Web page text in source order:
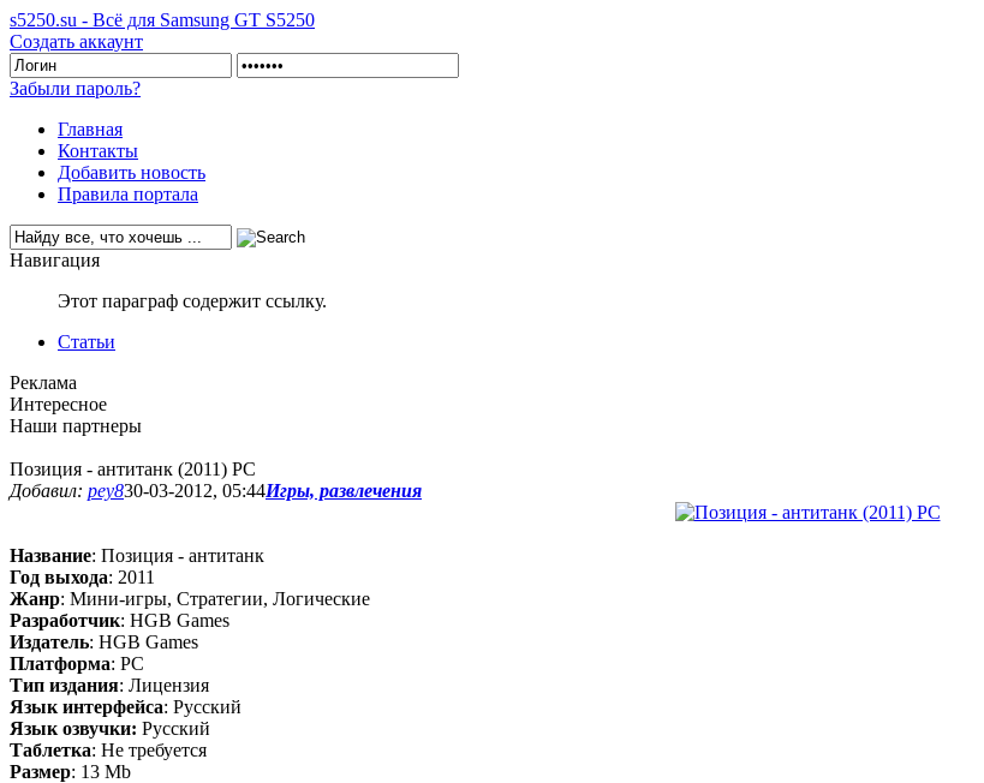
s5250.su - Всё для Samsung GT S5250
Создать аккаунт
Забыли пароль?
Главная
Контакты
Добавить новость
Правила портала
Навигация
Этот параграф содержит ссылку.
Статьи
Реклама
Интересное
Наши партнеры
Позиция - антитанк (2011) PC
Добавил: pey830-03-2012, 05:44Игры, развлечения
Название: Позиция - антитанк
Год выхода: 2011
Жанр: Мини-игры, Стратегии, Логические
Разработчик: HGB Games
Издатель: HGB Games
Платформа: PC
Тип издания: Лицензия
Язык интерфейса: Русский
Язык озвучки: Русский
Таблетка: Не требуется
Размер: 13 Mb